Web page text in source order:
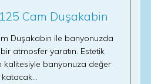
Cam Duşakabin
Duşakabin ile banyonuzda
atmosfer yaratın. Estetik
kalitesiyle banyonuza değer
katacak…